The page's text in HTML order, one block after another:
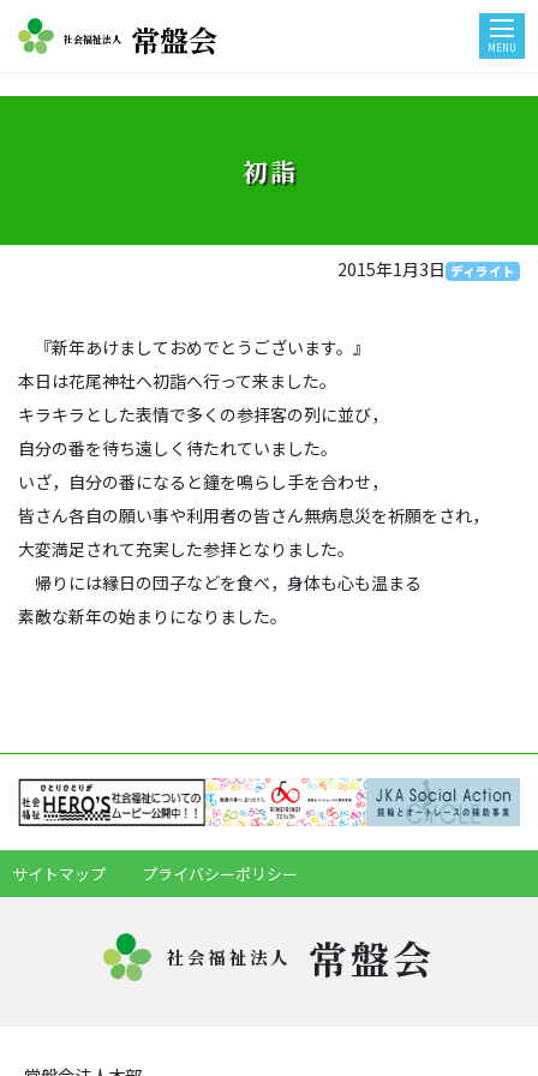
社会福祉法人 常盤会 MENU
初詣
2015年1月3日 ディライト
『新年あけましておめでとうございます。』
本日は花尾神社へ初詣へ行って来ました。
キラキラとした表情で多くの参拝客の列に並び，
自分の番を待ち遠しく待たれていました。
いざ，自分の番になると鐘を鳴らし手を合わせ，
皆さん各自の願い事や利用者の皆さん無病息災を祈願をされ，
大変満足されて充実した参拝となりました。
帰りには縁日の団子などを食べ，身体も心も温まる
素敵な新年の始まりになりました。
サイトマップ プライバシーポリシー
社会福祉法人 常盤会